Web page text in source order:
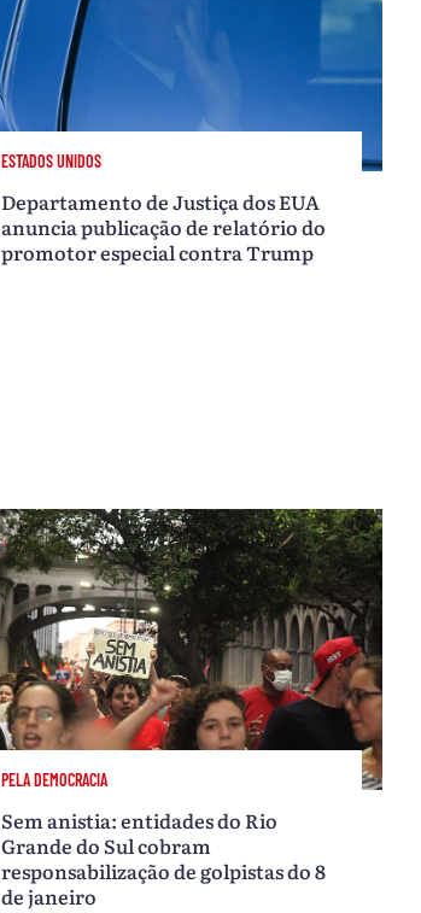
ESTADOS UNIDOS
Departamento de Justiça dos EUA
anuncia publicação de relatório do
promotor especial contra Trump
PELA DEMOCRACIA
Sem anistia: entidades do Rio
Grande do Sul cobram
responsabilização de golpistas do 8
de janeiro